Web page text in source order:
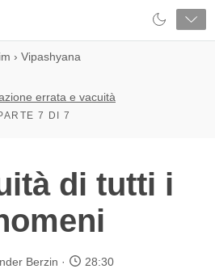
› Vipashyana
errata e vacuità
7 DI 7
di tutti i
Berzin 28:30